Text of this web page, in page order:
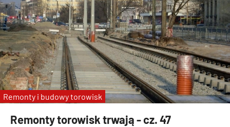
Remonty torowisk trwają - cz. 47
Remonty i budowy torowisk